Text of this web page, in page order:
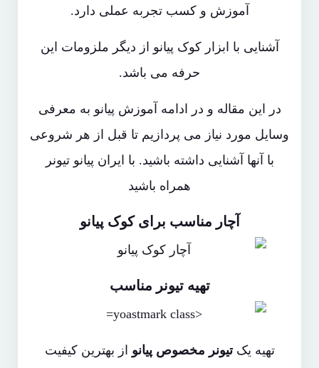
آموزش و کسب تجربه عملی دارد.
آشنایی با ابزار کوک پیانو از دیگر ملزومات این
حرفه می باشد.
در این مقاله و در ادامه آموزش پیانو به معرفی
وسایل مورد نیاز می پردازیم تا قبل از هر شروعی
با آنها آشنایی داشته باشید. با ایران پیانو تیونر
همراه باشید
آچار مناسب برای کوک پیانو
تهیه تیونر مناسب
تهیه یکتیونر مخصوص پیانو از بهترین کیفیت